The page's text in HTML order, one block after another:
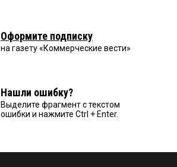
Оформите подписку
на газету «Коммерческие вести»
Нашли ошибку?
Выделите фрагмент с текстом
ошибки и нажмите Ctrl + Enter.